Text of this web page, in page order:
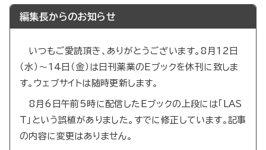
編集長からのお知らせ
いつもご愛読頂き、ありがとうございます。8月12日
（水）～14日（金）は日刊薬業のEブックを休刊に致しま
す。ウェブサイトは随時更新します。
8月6日午前5時に配信したEブックの上段には「LAS
T」という誤植がありました。すでに修正しています。記事
の内容に変更はありません。